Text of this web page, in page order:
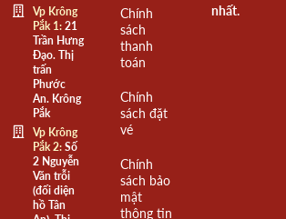
Vp Krông
Pắk 1:21
Trần Hưng
Đạo. Thị
trấn
Phước
An. Krông
Pắk
Vp Krông
Pắk 2:Số
2 Nguyễn
Văn trỗi
(đối diện
hồ Tân
Chính
sách
thanh
toán
Chính
sách đặt
vé
Chính
sách bảo
mật
thông tin
nhất.